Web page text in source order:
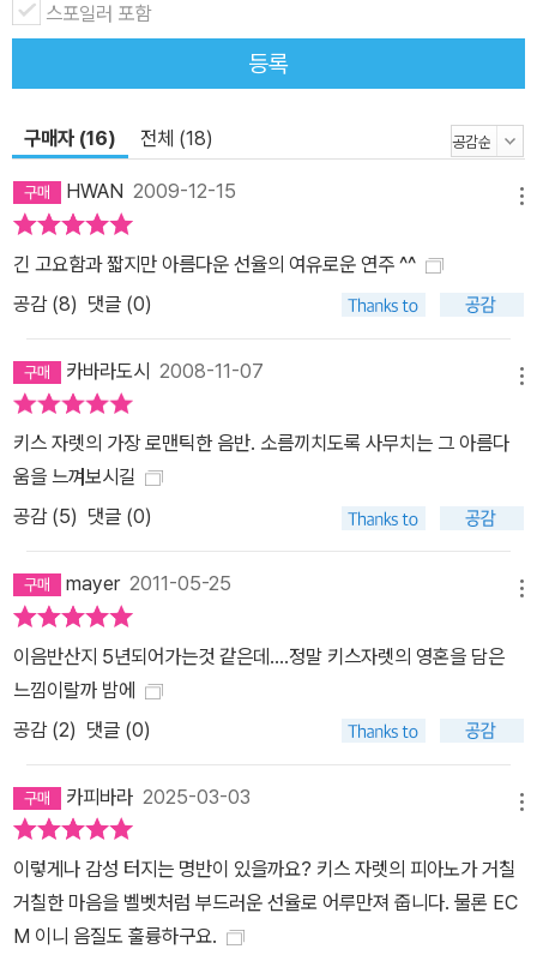
스포일러 포함
등록
구매자 (16) 전체 (18)
HWAN 2009-12-15
긴 고요함과 짧지만 아름다운 선율의 여유로운 연주 ^^
공감 (8) 댓글 (0)
카바라도시 2008-11-07
키스 자렛의 가장 로맨틱한 음반. 소름끼치도록 사무치는 그 아름다
움을 느껴보시길
공감 (5) 댓글 (0)
mayer2011-05-25
이음반산지 5년되어가는것 같은데....정말 키스자렛의 영혼을 담은
느낌이랄까 밤에
공감 (2) 댓글 (0)
카피바라 2025-03-03
이렇게나 감성 터지는 명반이 있을까요? 키스 자렛의 피아노가 거칠
거칠한 마음을 벨벳처럼 부드러운 선율로 어루만져 줍니다. 물론 EC
M 이니 음질도 훌륭하구요.